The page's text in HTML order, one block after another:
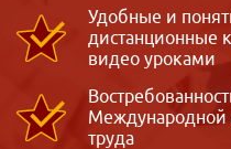
Удобные и
дистанционные
видео уроками
Международной
труда